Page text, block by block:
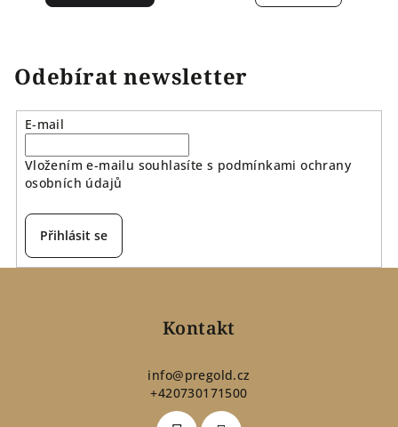
Odebírat newsletter
E-mail
Vložením e-mailu souhlasíte s podmínkami ochrany
osobních údajů
Přihlásit se
Kontakt
info@pregold.cz
+420730171500